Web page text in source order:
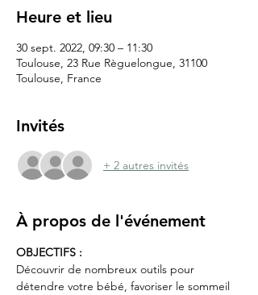
Heure et lieu
30 sept. 2022, 09:30 – 11:30
Toulouse, 23 Rue Règuelongue, 31100
Toulouse, France
Invités
+ 2 autres invités
À propos de l'événement
OBJECTIFS :
Découvrir de nombreux outils pour
détendre votre bébé, favoriser le sommeil